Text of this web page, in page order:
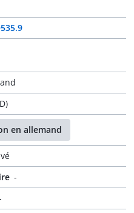
en allemand
-